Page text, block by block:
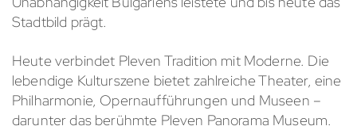
Stadtbild prägt.
Heute verbindet Pleven Tradition mit Moderne. Die
lebendige Kulturszene bietet zahlreiche Theater, eine
Philharmonie, Opernaufführungen und Museen –
darunter das berühmte Pleven Panorama Museum.